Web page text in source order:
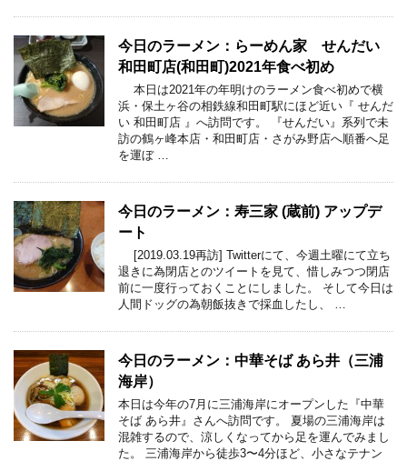
今日のラーメン：らーめん家 せんだい
和田町店(和田町)2021年食べ初め
本日は2021年の年明けのラーメン食べ初めで横
浜・保土ヶ谷の相鉄線和田町駅にほど近い『 せんだ
い 和田町店 』へ訪問です。 『せんだい』系列で未
訪の鶴ヶ峰本店・和田町店・さがみ野店へ順番へ足
を運ぼ …
今日のラーメン：寿三家 (蔵前) アップデ
ート
[2019.03.19再訪] Twitterにて、今週土曜にて立ち
退きに為閉店とのツイートを見て、惜しみつつ閉店
前に一度行っておくことにしました。 そして今日は
人間ドッグの為朝飯抜きで採血したし、 …
今日のラーメン：中華そば あら井（三浦
海岸）
本日は今年の7月に三浦海岸にオープンした『中華
そば あら井』さんへ訪問です。 夏場の三浦海岸は
混雑するので、涼しくなってから足を運んでみまし
た。 三浦海岸から徒歩3〜4分ほど、小さなテナン